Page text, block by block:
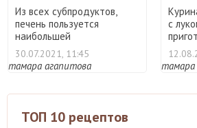
Из всех субпродуктов,
печень пользуется
наибольшей
популярностью у х ...
30.07.2021, 11:45
тамара агапитова
с
...
тамара
ТОП 10 рецептов